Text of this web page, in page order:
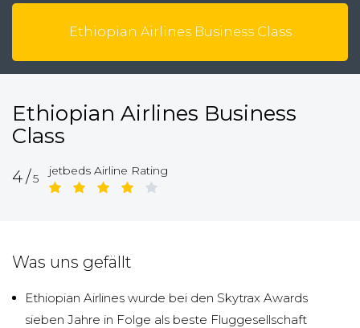
Ethiopian Airlines Business Class
Ethiopian Airlines Business
Class
4/5
jetbeds Airline Rating
Was uns gefällt
Ethiopian Airlines wurde bei den Skytrax Awards
sieben Jahre in Folge als beste Fluggesellschaft